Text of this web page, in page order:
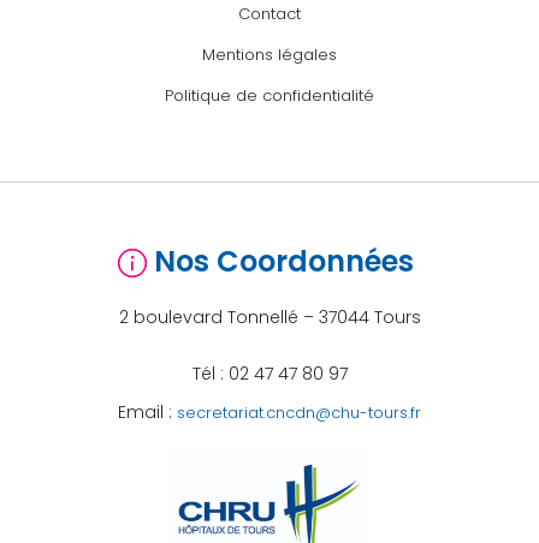
Contact
Mentions légales
Politique de confidentialité
Nos Coordonnées
2 boulevard Tonnellé – 37044 Tours
Tél : 02 47 47 80 97
Email : secretariat.cncdn@chu-tours.fr